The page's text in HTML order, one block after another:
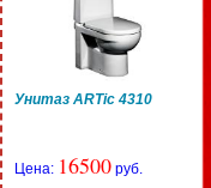
Унитаз ARTic 4310
Цена: 16500 руб.